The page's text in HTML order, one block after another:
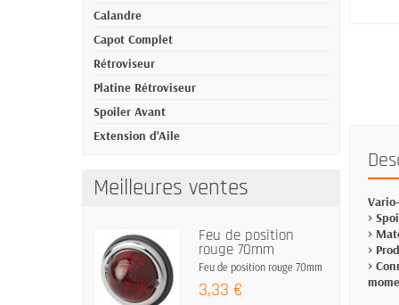
Calandre
Capot Complet
Rétroviseur
Platine Rétroviseur
Spoiler Avant
Extension d'Aile
Meilleures ventes
Feu de position
rouge 70mm
Feu de position rouge 70mm
3,33 €
>
>
>
>